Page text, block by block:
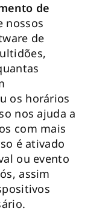
de
nossos
de
os horários
nos ajuda a
com mais
é ativado
ou evento
assim